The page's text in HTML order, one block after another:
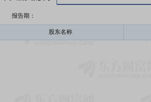
报告期：
股东名称